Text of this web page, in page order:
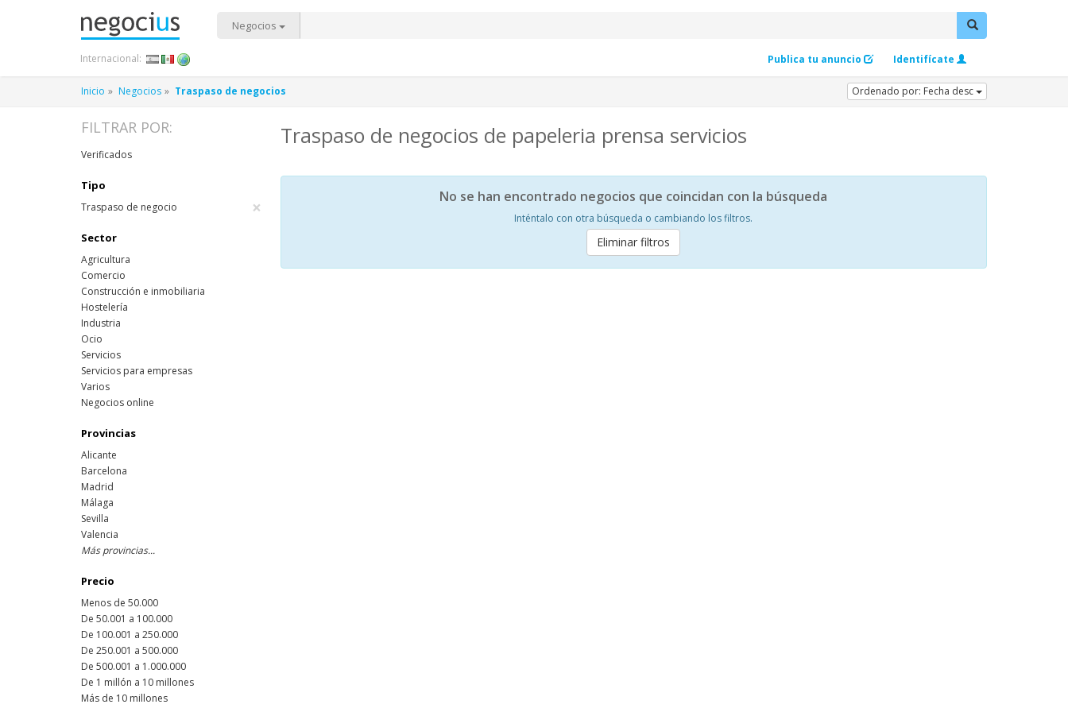
Negocios
Publica tu anuncio Identifícate
Internacional:
Inicio Negocios Traspaso de negocios Ordenado por: Fecha desc
Traspaso de negocios de papeleria prensa servicios
No se han encontrado negocios que coincidan con la búsqueda
Inténtalo con otra búsqueda o cambiando los filtros.
Eliminar filtros
FILTRAR POR:
Verificados
Tipo
Traspaso de negocio ×
Sector
Agricultura
Comercio
Construcción e inmobiliaria
Hostelería
Industria
Ocio
Servicios
Servicios para empresas
Varios
Negocios online
Provincias
Alicante
Barcelona
Madrid
Málaga
Sevilla
Valencia
Más provincias...
Precio
Menos de 50.000
De 50.001 a 100.000
De 100.001 a 250.000
De 250.001 a 500.000
De 500.001 a 1.000.000
De 1 millón a 10 millones
Más de 10 millones